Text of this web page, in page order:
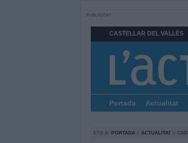
CASTELLAR DEL VALLÈS
Portada Actualitat
ETS A: PORTADA // ACTUALITAT //